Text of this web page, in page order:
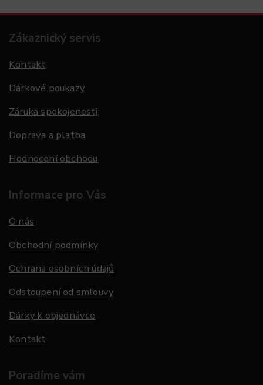
Zákaznický servis
Kontakt
Dárkové poukazy
Záruka spokojenosti
Doprava a platba
Hodnocení obchodu
Informace pro Vás
O nás
Obchodní podmínky
Ochrana osobních údajů
Odstoupení od smlouvy
Dárky k objednávce
Kontakt
Poradíme vám